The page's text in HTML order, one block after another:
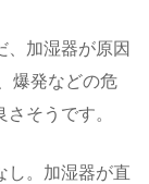
、加湿器が原因
爆発などの危
そうです。
し。加湿器が直